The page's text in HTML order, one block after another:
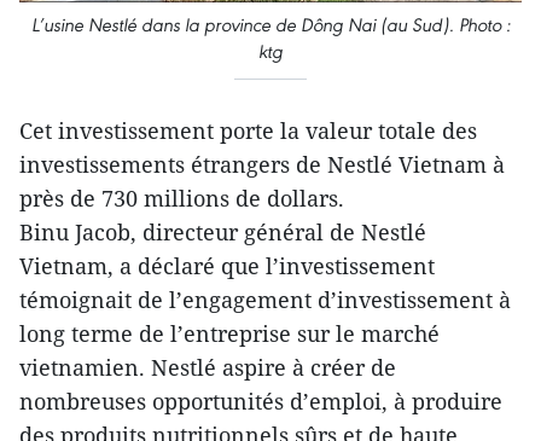
L’usine Nestlé dans la province de Dông Nai (au Sud). Photo :
ktg
Cet investissement porte la valeur totale des
investissements étrangers de Nestlé Vietnam à
près de 730 millions de dollars.
Binu Jacob, directeur général de Nestlé
Vietnam, a déclaré que l’investissement
témoignait de l’engagement d’investissement à
long terme de l’entreprise sur le marché
vietnamien. Nestlé aspire à créer de
nombreuses opportunités d’emploi, à produire
des produits nutritionnels sûrs et de haute